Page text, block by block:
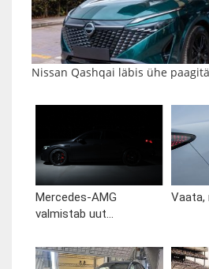
Nissan Qashqai läbis ühe
Mercedes-AMG
valmistab uut...
Vaata,